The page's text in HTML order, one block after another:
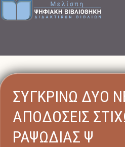
ΣΥΓΚΡΙΝΩ ΔΥΟ
ΑΠΟΔΟΣΕΙΣ
ΡΑΨΩΔΙΑΣ Ψ